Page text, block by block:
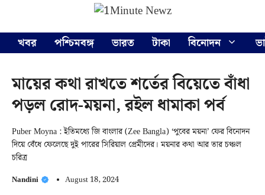
content
খবর
পশ্চিমবঙ্গ ভারত টাকা বিনোদন
মায়ের কথা রাখতে শর্তের বিয়েতে বাঁধা
পড়ল রোদ-ময়না, রইল ধামাকা পর্ব
Puber Moyna : ইতিমধ্যে জি বাংলার (Zee Bangla) ‘পুবের ময়না’ ফের বিনোদন
দিয়ে বেঁধে ফেলেছে দুই পারের সিরিয়াল প্রেমীদের। ময়নার কথা আর তার চঞ্চল
চরিত্র
Nandini August 18, 2024